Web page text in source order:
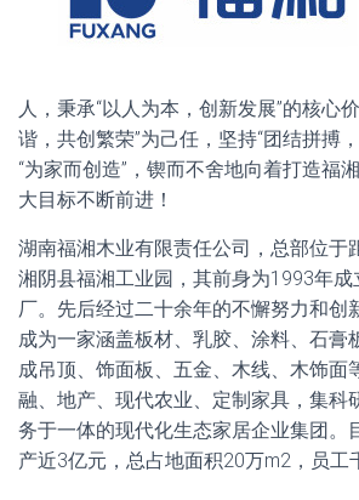
人，秉承“以人为本，创新发展”的核心
谐，共创繁荣”为己任，坚持“团结拼搏
“为家而创造”，锲而不舍地向着打造福湘
大目标不断前进！
湖南福湘木业有限责任公司，总部位于
湘阴县福湘工业园，其前身为1993年成
厂。先后经过二十余年的不懈努力和创
成为一家涵盖板材、乳胶、涂料、石膏
成吊顶、饰面板、五金、木线、木饰面
融、地产、现代农业、定制家具，集科
务于一体的现代化生态家居企业集团。
产近3亿元，总占地面积20万m2，员工